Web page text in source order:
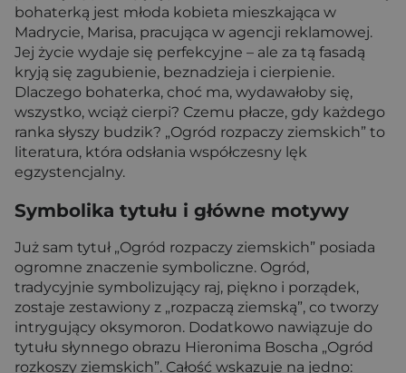
bohaterką jest młoda kobieta mieszkająca w
Madrycie, Marisa, pracująca w agencji reklamowej.
Jej życie wydaje się perfekcyjne – ale za tą fasadą
kryją się zagubienie, beznadzieja i cierpienie.
Dlaczego bohaterka, choć ma, wydawałoby się,
wszystko, wciąż cierpi? Czemu płacze, gdy każdego
ranka słyszy budzik? „Ogród rozpaczy ziemskich” to
literatura, która odsłania współczesny lęk
egzystencjalny.
Symbolika tytułu i główne motywy
Już sam tytuł „Ogród rozpaczy ziemskich” posiada
ogromne znaczenie symboliczne. Ogród,
tradycyjnie symbolizujący raj, piękno i porządek,
zostaje zestawiony z „rozpaczą ziemską”, co tworzy
intrygujący oksymoron. Dodatkowo nawiązuje do
tytułu słynnego obrazu Hieronima Boscha „Ogród
rozkoszy ziemskich”. Całość wskazuje na jedno: